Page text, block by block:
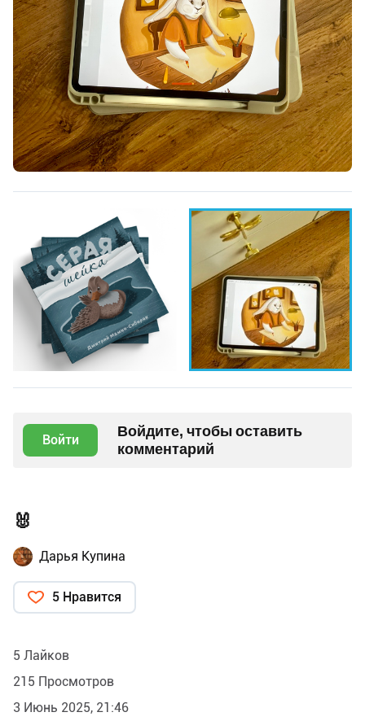
Войти
Войдите, чтобы оставить
комментарий
🐰
Дарья Купина
5 Нравится
5 Лайков
215 Просмотров
3 Июнь 2025, 21:46